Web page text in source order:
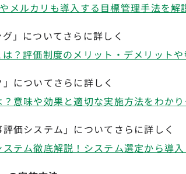
メルカリも導入する目標管理手法を解
」についてさらに詳しく
？評価制度のメリット・デメリット
についてさらに詳しく
意味や効果と適切な実施方法をわか
価システム」についてさらに詳しく
テム徹底解説！システム選定から導